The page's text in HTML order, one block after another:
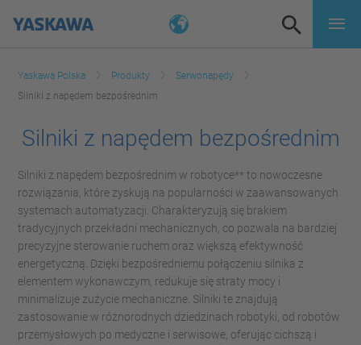
Yaskawa Polska Produkty
Serwonapędy
Silniki z napędem bezpośrednim
Silniki z napędem bezpośrednim
Silniki z napędem bezpośrednim w robotyce** to nowoczesne
rozwiązania, które zyskują na popularności w zaawansowanych
systemach automatyzacji. Charakteryzują się brakiem
tradycyjnych przekładni mechanicznych, co pozwala na bardziej
precyzyjne sterowanie ruchem oraz większą efektywność
energetyczną. Dzięki bezpośredniemu połączeniu silnika z
elementem wykonawczym, redukuje się straty mocy i
minimalizuje zużycie mechaniczne. Silniki te znajdują
zastosowanie w różnorodnych dziedzinach robotyki, od robotów
przemysłowych po medyczne i serwisowe, oferując cichszą i